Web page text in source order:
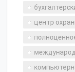
центр